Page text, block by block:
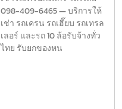
098-409-6465 — บริการให้
เช่า รถเครน รถเฮี๊ยบ รถเทรล
เลอร์ และรถ 10 ล้อรับจ้างทั่ว
ไทย รับยกของหน